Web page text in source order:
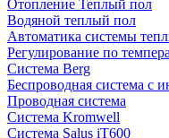
Отопление Теплый пол
Водяной теплый пол
Автоматика системы
Регулирование по
Система Berg
Беспроводная система с
Проводная система
Система Kromwell
Система Salus iT600